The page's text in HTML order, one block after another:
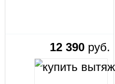
12 390 руб.